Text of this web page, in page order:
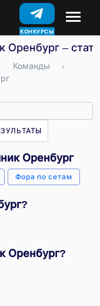
КОНКУРСЫ
–
Команды
›
Оренбург
Фора по сетам
Оренбург?